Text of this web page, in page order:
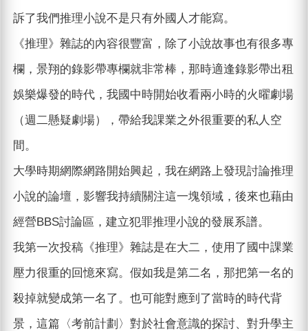
訴了我們推理小說不是只有外國人才能寫。
《推理》雜誌的內容很豐富，除了小說故事也有很多專
欄，景翔的錄影帶專欄就非常棒，那時適逢錄影帶出租
娛樂爆發的時代，我國中時開始收看兩小時的火曜劇場
（週二懸疑劇場），帶給我課業之外很重要的私人空
間。
大學時期網際網路開始興起，我在網路上發現討論推理
小說的論壇，影響我持續關注這一塊領域，後來也藉由
經營BBS討論區，建立犯罪推理小說的發展系譜。
我第一次投稿《推理》雜誌是在大二，使用了國中課業
壓力很重的回憶來寫。假如我是第二名，那把第一名的
殺掉就變成第一名了。也可能對應到了當時的時代背
景，這篇〈考前計劃〉對於社會意識的探討、對升學主